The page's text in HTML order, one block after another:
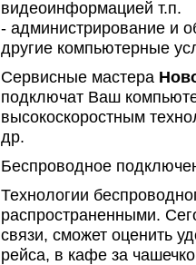
видеоинформацией т.п.
- администрирование и
другие компьютерные
Сервисные мастера
подключат Ваш
высокоскоростным
др.
Беспроводное
Технологии
распространенными.
связи, сможет оценить
рейса, в кафе за